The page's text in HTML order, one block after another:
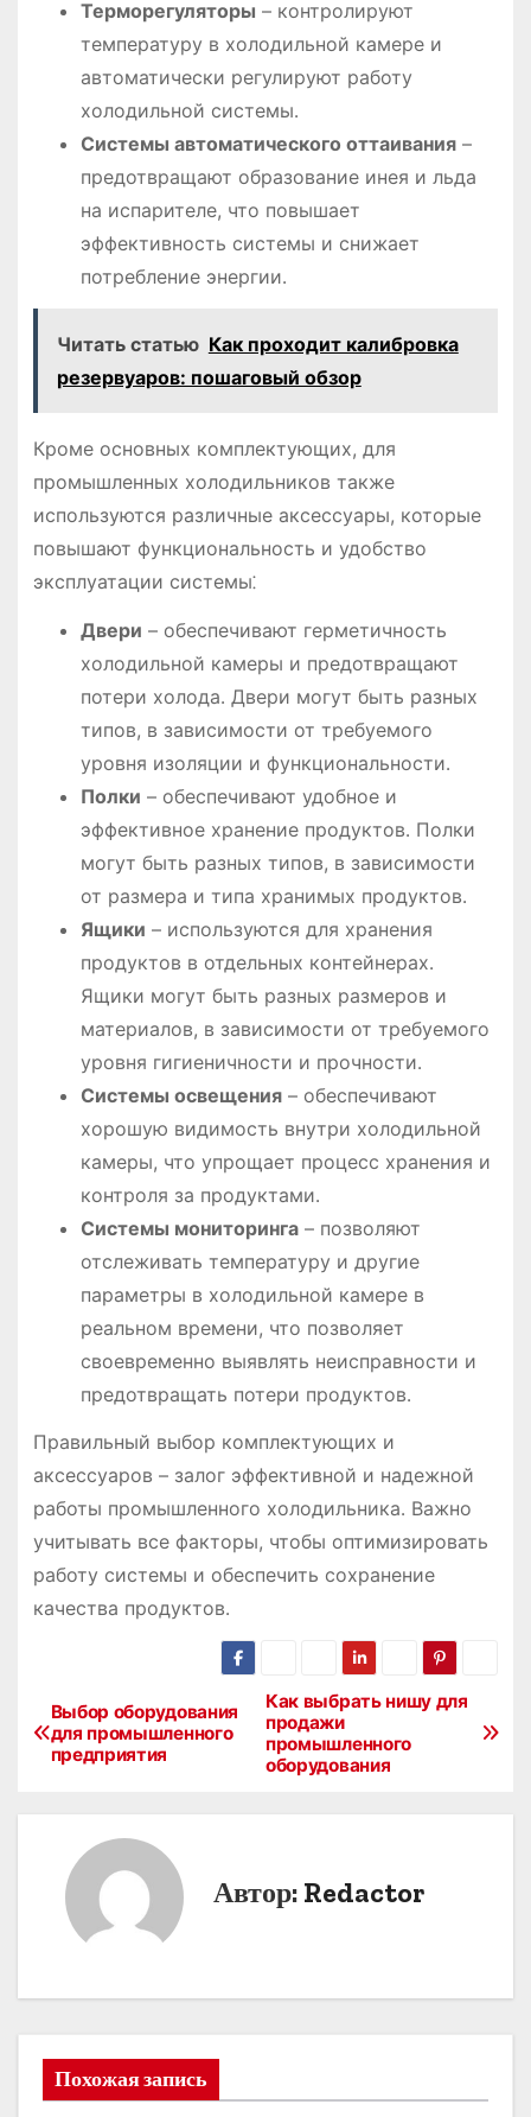
Терморегуляторы – контролируют
температуру в холодильной камере и
автоматически регулируют работу
холодильной системы․
Системы автоматического оттаивания–
предотвращают образование инея и льда
на испарителе, что повышает
эффективность системы и снижает
потребление энергии․
Читать статью Как проходит калибровка
резервуаров: пошаговый обзор
Кроме основных комплектующих, для
промышленных холодильников также
используются различные аксессуары, которые
повышают функциональность и удобство
эксплуатации системы⁚
Двери – обеспечивают герметичность
холодильной камеры и предотвращают
потери холода․ Двери могут быть разных
типов, в зависимости от требуемого
уровня изоляции и функциональности․
Полки – обеспечивают удобное и
эффективное хранение продуктов․ Полки
могут быть разных типов, в зависимости
от размера и типа хранимых продуктов․
Ящики – используются для хранения
продуктов в отдельных контейнерах․
Ящики могут быть разных размеров и
материалов, в зависимости от требуемого
уровня гигиеничности и прочности․
Системы освещения– обеспечивают
хорошую видимость внутри холодильной
камеры, что упрощает процесс хранения и
контроля за продуктами․
Системы мониторинга– позволяют
отслеживать температуру и другие
параметры в холодильной камере в
реальном времени, что позволяет
своевременно выявлять неисправности и
предотвращать потери продуктов․
Правильный выбор комплектующих и
аксессуаров – залог эффективной и надежной
работы промышленного холодильника․ Важно
учитывать все факторы, чтобы оптимизировать
работу системы и обеспечить сохранение
качества продуктов․
Н
ц
я
Как выбрать нишу для
продажи
промышленного
оборудования
Выбор оборудования
для промышленного
предприятия
Автор: Redactor
Похожая запись